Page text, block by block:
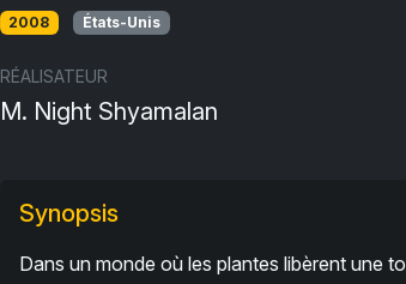
2008 États-Unis
RÉALISATEUR
M. Night Shyamalan
Synopsis
Dans un monde où les plantes libèrent une